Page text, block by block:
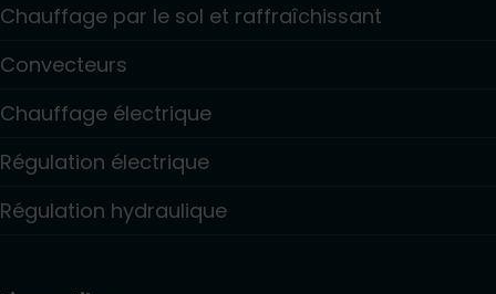
Chauffage par le sol et raffraîchissant
Convecteurs
Chauffage électrique
Régulation électrique
Régulation hydraulique